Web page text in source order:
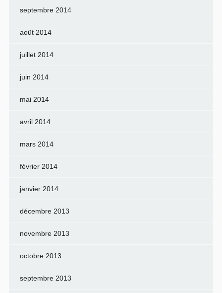
septembre 2014
août 2014
juillet 2014
juin 2014
mai 2014
avril 2014
mars 2014
février 2014
janvier 2014
décembre 2013
novembre 2013
octobre 2013
septembre 2013